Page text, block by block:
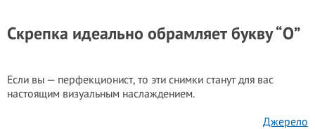
Скрепка идеально обрамляет букву “О”
Если вы — перфекционист, то эти снимки станут для вас
настоящим визуальным наслаждением.
Джерело